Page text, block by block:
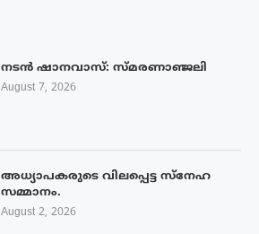
നടൻ ഷാനവാസ്: സ്മരണാഞ്ജലി
August 7, 2026
അധ്യാപകരുടെ വിലപ്പെട്ട സ്നേഹ
സമ്മാനം.
August 2, 2026